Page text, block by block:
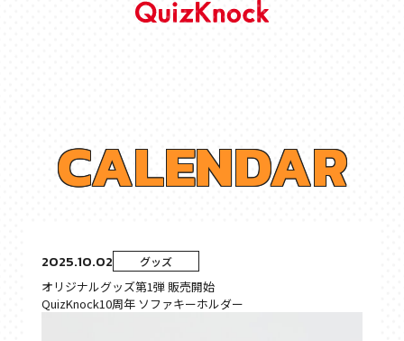
CALENDAR
2025.10.02 グッズ
オリジナルグッズ第1弾 販売開始
QuizKnock10周年 ソファキーホルダー